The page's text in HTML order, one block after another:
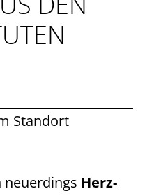
Standort
neuerdings Herz-